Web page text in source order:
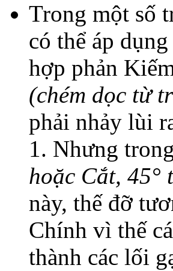
Trong một số
có thể áp
hợp phản
(chém dọc từ
phải nhảy lùi
1. Nhưng
hoặc Cắt, 45°
này, thế đỡ
Chính vì thế
thành các lối